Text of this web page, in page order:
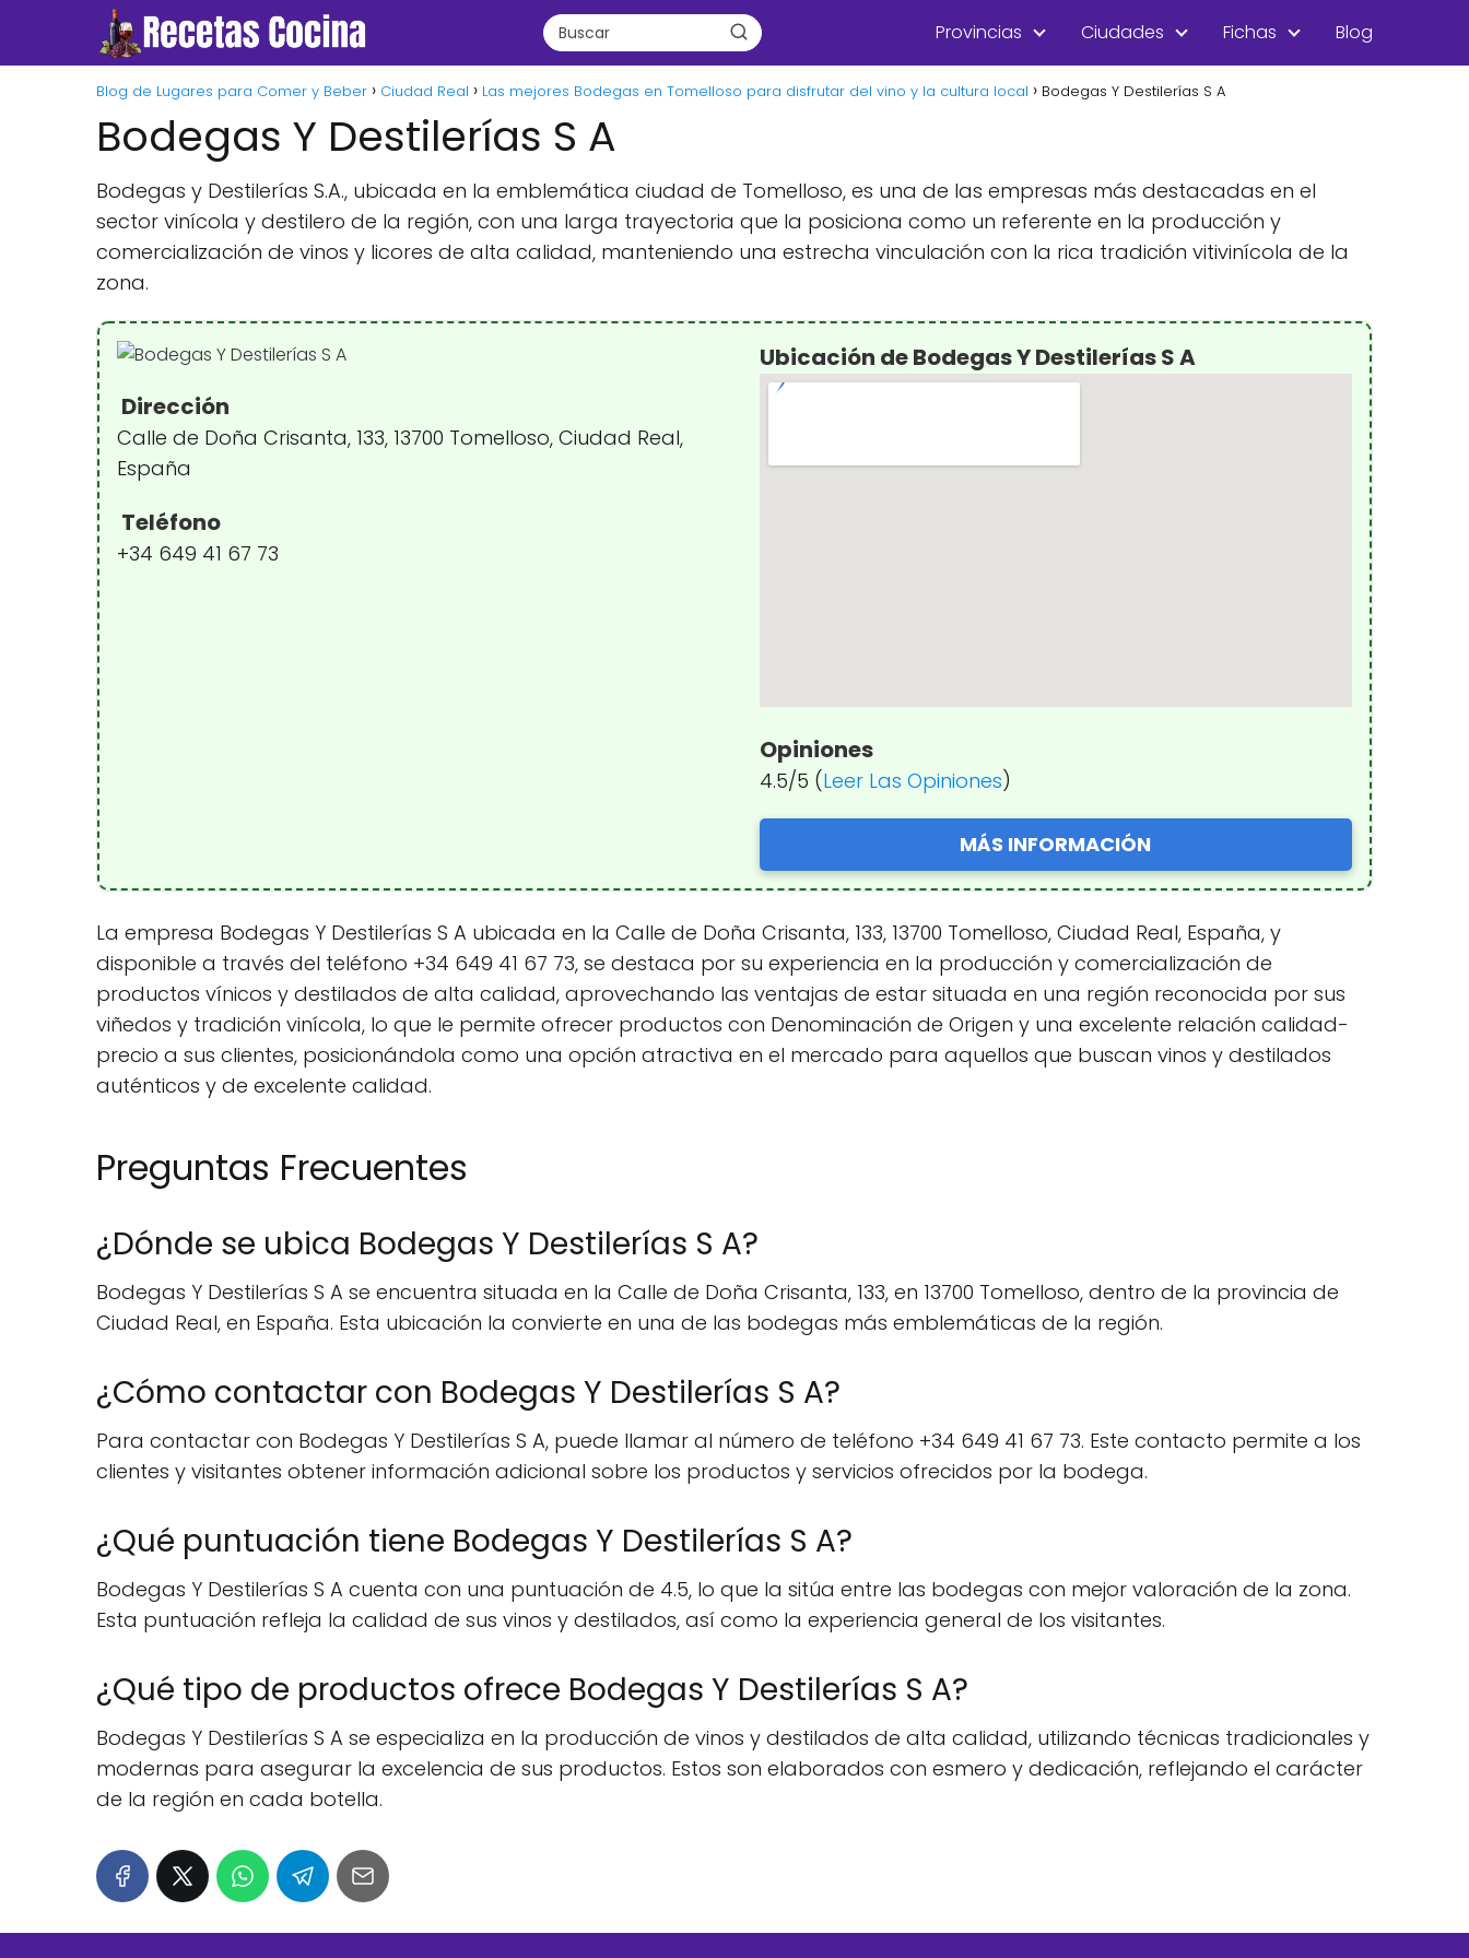
Provincias Ciudades Fichas Blog
Blog de Lugares para Comer y Beber Ciudad Real Las mejores Bodegas en Tomelloso para disfrutar del vino y la cultura local Bodegas Y Destilerías S A
Bodegas Y Destilerías S A
Bodegas y Destilerías S.A., ubicada en la emblemática ciudad de Tomelloso, es una de las empresas más destacadas en el
sector vinícola y destilero de la región, con una larga trayectoria que la posiciona como un referente en la producción y
comercialización de vinos y licores de alta calidad, manteniendo una estrecha vinculación con la rica tradición vitivinícola de la
zona.
Dirección
Calle de Doña Crisanta, 133, 13700 Tomelloso, Ciudad Real,
España
Teléfono
+34 649 41 67 73
Ubicación de Bodegas Y Destilerías S A
Opiniones
4.5/5 (Leer Las Opiniones)
MÁS INFORMACIÓN
La empresa Bodegas Y Destilerías S A ubicada en la Calle de Doña Crisanta, 133, 13700 Tomelloso, Ciudad Real, España, y
disponible a través del teléfono +34 649 41 67 73, se destaca por su experiencia en la producción y comercialización de
productos vínicos y destilados de alta calidad, aprovechando las ventajas de estar situada en una región reconocida por sus
viñedos y tradición vinícola, lo que le permite ofrecer productos con Denominación de Origen y una excelente relación calidad-
precio a sus clientes, posicionándola como una opción atractiva en el mercado para aquellos que buscan vinos y destilados
auténticos y de excelente calidad.
Preguntas Frecuentes
¿Dónde se ubica Bodegas Y Destilerías S A?
Bodegas Y Destilerías S A se encuentra situada en la Calle de Doña Crisanta, 133, en 13700 Tomelloso, dentro de la provincia de
Ciudad Real, en España. Esta ubicación la convierte en una de las bodegas más emblemáticas de la región.
¿Cómo contactar con Bodegas Y Destilerías S A?
Para contactar con Bodegas Y Destilerías S A, puede llamar al número de teléfono +34 649 41 67 73. Este contacto permite a los
clientes y visitantes obtener información adicional sobre los productos y servicios ofrecidos por la bodega.
¿Qué puntuación tiene Bodegas Y Destilerías S A?
Bodegas Y Destilerías S A cuenta con una puntuación de 4.5, lo que la sitúa entre las bodegas con mejor valoración de la zona.
Esta puntuación refleja la calidad de sus vinos y destilados, así como la experiencia general de los visitantes.
¿Qué tipo de productos ofrece Bodegas Y Destilerías S A?
Bodegas Y Destilerías S A se especializa en la producción de vinos y destilados de alta calidad, utilizando técnicas tradicionales y
modernas para asegurar la excelencia de sus productos. Estos son elaborados con esmero y dedicación, reflejando el carácter
de la región en cada botella.